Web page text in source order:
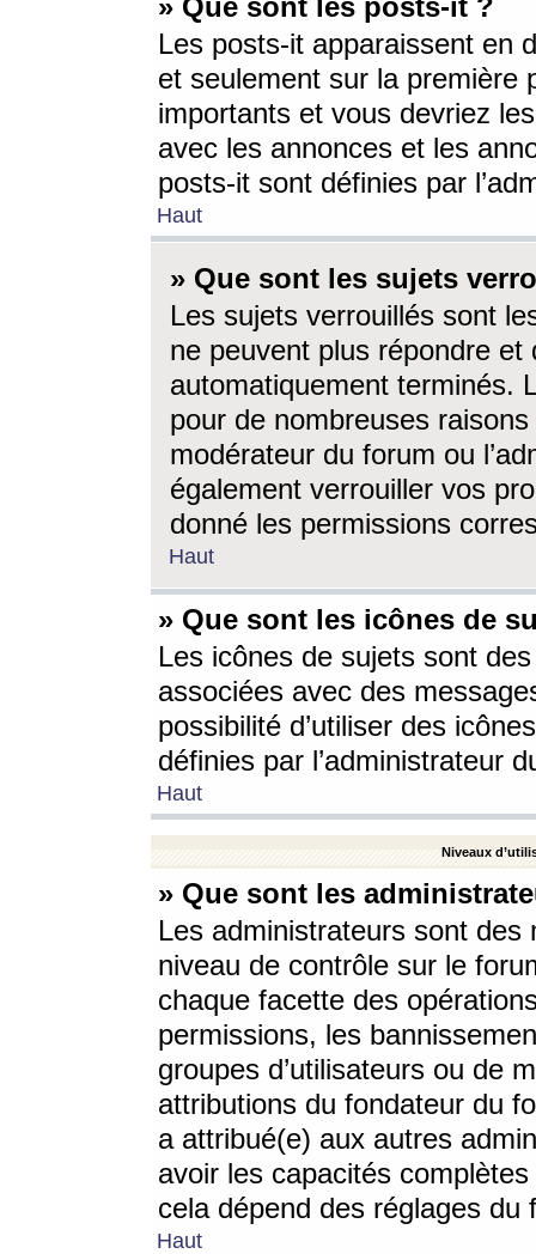
» Que sont les posts-it ?
Les posts-it apparaissent en
et seulement sur la première
importants et vous devriez
avec les annonces et les
posts-it sont définies par
Haut
» Que sont les sujets
Les sujets verrouillés sont
ne peuvent plus répondre
automatiquement terminés.
pour de nombreuses
modérateur du forum ou
également verrouiller vos
donné les permissions
Haut
» Que sont les icônes de
Les icônes de sujets sont
associées avec des
possibilité d’utiliser des
définies par l’administrateur
Haut
Niveaux
» Que sont les
Les administrateurs sont
niveau de contrôle sur le
chaque facette des
permissions, les
groupes d’utilisateurs ou de
attributions du fondateur du
a attribué(e) aux autres
avoir les capacités
cela dépend des réglages du
Haut